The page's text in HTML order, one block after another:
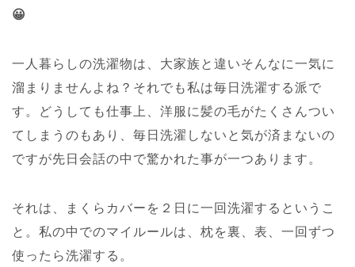
😀
一人暮らしの洗濯物は、大家族と違いそんなに一気に
溜まりませんよね？それでも私は毎日洗濯する派で
す。どうしても仕事上、洋服に髪の毛がたくさんつい
てしまうのもあり、毎日洗濯しないと気が済まないの
ですが先日会話の中で驚かれた事が一つあります。
それは、まくらカバーを２日に一回洗濯するというこ
と。私の中でのマイルールは、枕を裏、表、一回ずつ
使ったら洗濯する。